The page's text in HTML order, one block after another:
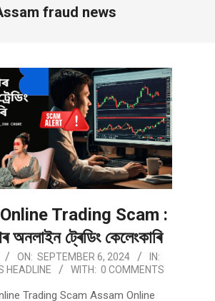
fraud news
Trading Scam :
অনলাইন ট্ৰেডিং কেলেংকাৰি
ON: SEPTEMBER 6, 2024
IN:
HEADLINE WITH: 0 COMMENTS
Trading Scam Assam Online